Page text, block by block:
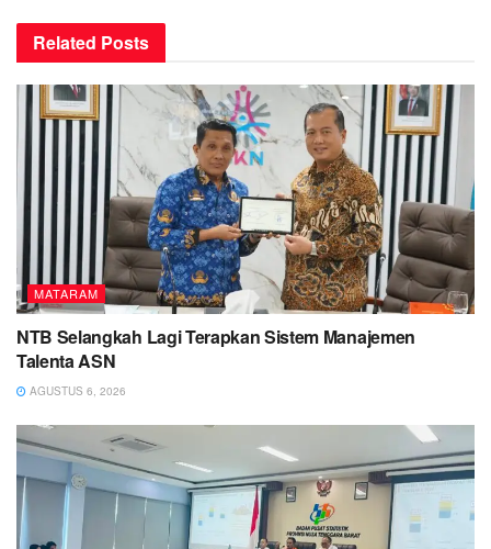
Related Posts
MATARAM
NTB Selangkah Lagi Terapkan Sistem Manajemen
Talenta ASN
AGUSTUS 6, 2026